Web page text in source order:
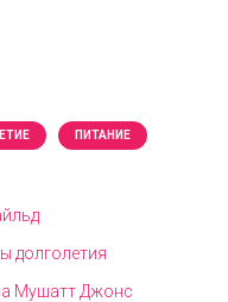
ПИТАНИЕ
долголетия
Мушатт Джонс